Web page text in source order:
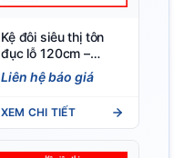
Kệ đôi siêu thị tôn
đục lỗ 120cm –
180cm (Loại dày
0.8) 5 tầng
Liên hệ báo giá
XEM CHI TIẾT